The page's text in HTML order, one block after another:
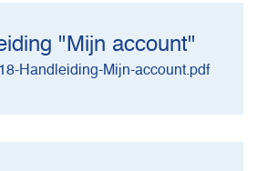
"Mijn account"
Handleiding-Mijn-account.pdf